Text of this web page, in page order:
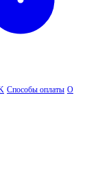
Способы оплаты О